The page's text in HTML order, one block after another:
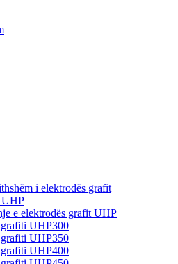
i elektrodës grafit
UHP
e elektrodës grafit UHP
UHP300
UHP350
UHP400